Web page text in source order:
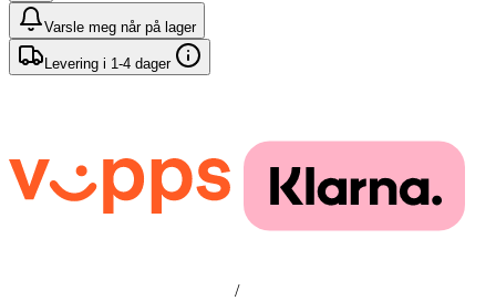
Varsle meg når på lager
Levering i 1-4 dager
/